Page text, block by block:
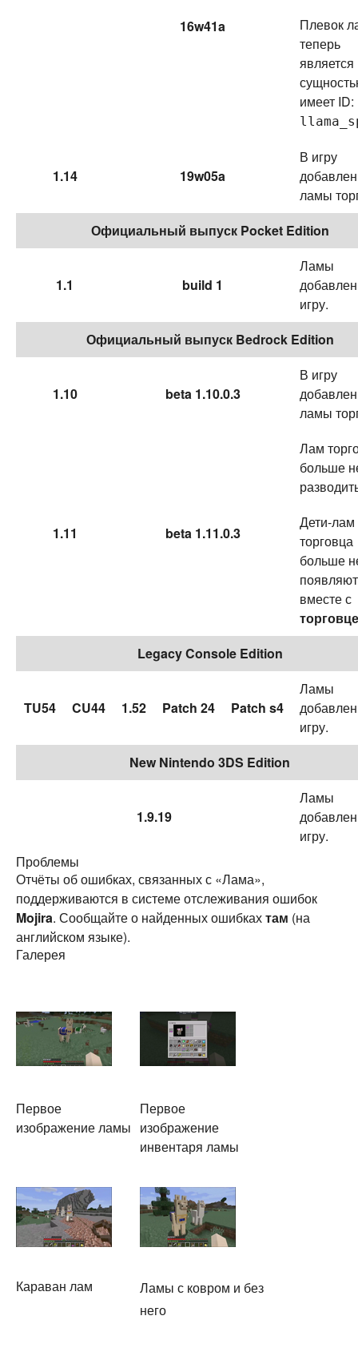
16w41a
Плевок
теперь
является
имеет ID:
1.14 19w05a
В игру
ламы
Официальный выпуск Pocket Edition
1.1 build 1
Ламы
игру.
Официальный выпуск Bedrock Edition
1.10 beta 1.10.0.3
В игру
ламы
1.11 beta 1.11.0.3
Лам
больше
Дети-лам
торговца
больше
вместе с
Legacy Console Edition
TU54 CU44 1.52 Patch 24 Patch s4
Ламы
игру.
New Nintendo 3DS Edition
1.9.19
Ламы
игру.
Проблемы
Отчёты об ошибках, связанных с «Лама»,
поддерживаются в системе отслеживания ошибок
Mojira. Сообщайте о найденных ошибкахтам (на
английском языке).
Галерея
Первое
изображение ламы
Первое
изображение
инвентаря ламы
Караван лам
Ламы с ковром и без
него